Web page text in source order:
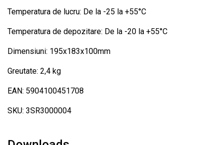
Temperatura de lucru: De la -25 la +55°C
Temperatura de depozitare: De la -20 la +55°C
Dimensiuni: 195x183x100mm
Greutate: 2,4 kg
EAN: 5904100451708
SKU: 3SR3000004